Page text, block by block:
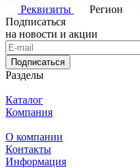
Реквизиты
Регион
Подписаться
на новости и акции
Подписаться
Разделы
Каталог
Компания
О компании
Контакты
Информация